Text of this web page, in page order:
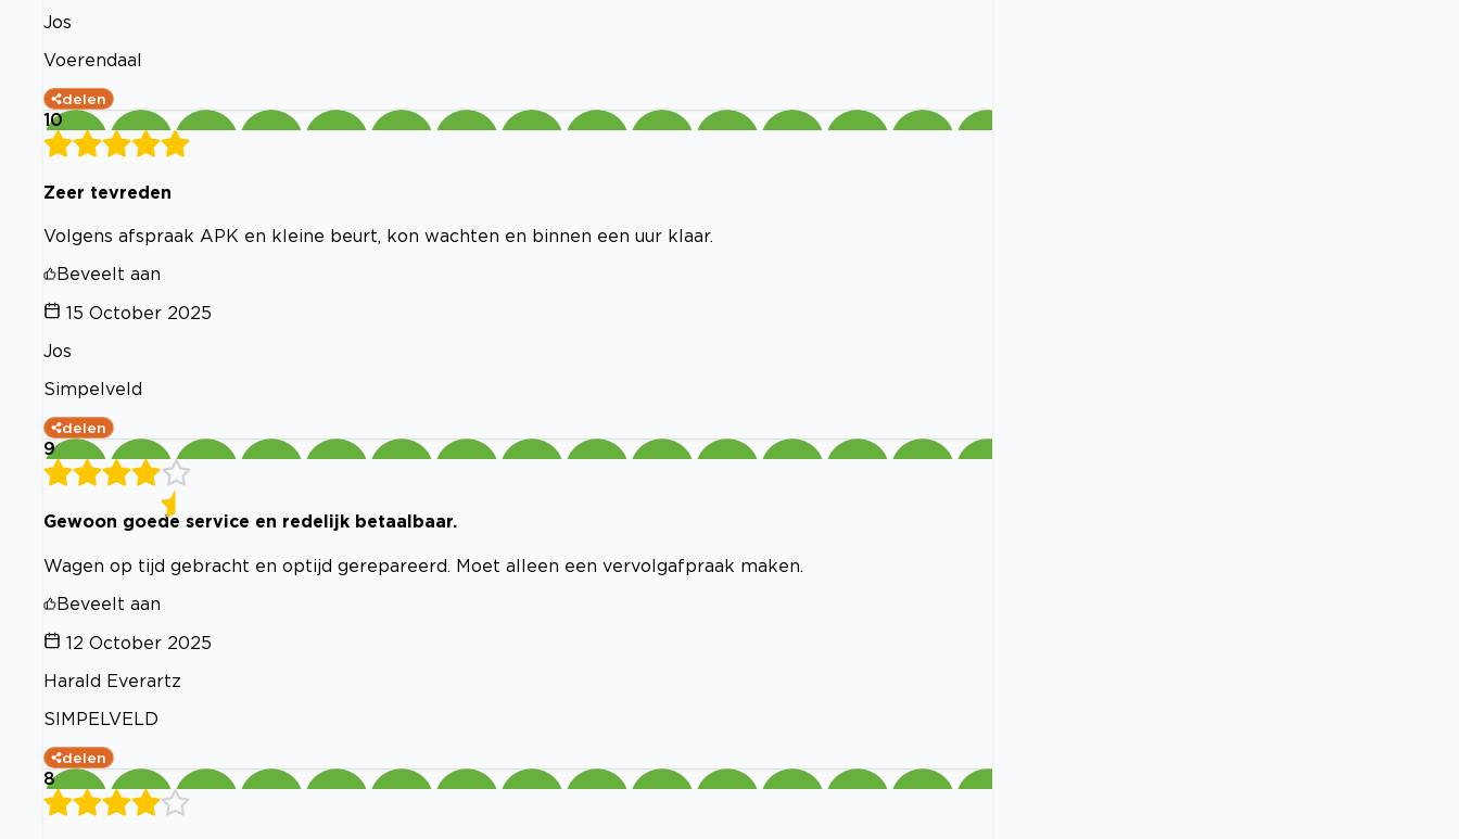
Jos
Voerendaal
delen
10
Zeer tevreden
Volgens afspraak APK en kleine beurt, kon wachten en binnen een uur klaar.
Beveelt aan
15 October 2025
Jos
Simpelveld
delen
9
Gewoon goede service en redelijk betaalbaar.
Wagen op tijd gebracht en optijd gerepareerd. Moet alleen een vervolgafpraak maken.
Beveelt aan
12 October 2025
Harald Everartz
SIMPELVELD
delen
8